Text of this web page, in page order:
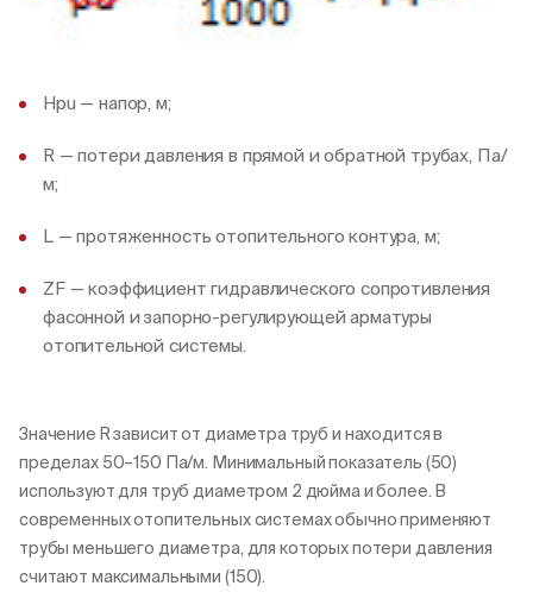
Hpu — напор, м;
R — потери давления в прямой и обратной трубах, Па/
м;
L — протяженность отопительного контура, м;
ZF — коэффициент гидравлического сопротивления
фасонной и запорно-регулирующей арматуры
отопительной системы.
Значение R зависит от диаметра труб и находится в
пределах 50–150 Па/м. Минимальный показатель (50)
используют для труб диаметром 2 дюйма и более. В
современных отопительных системах обычно применяют
трубы меньшего диаметра, для которых потери давления
считают максимальными (150).